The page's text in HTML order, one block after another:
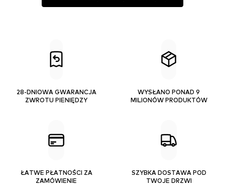
28-DNIOWA GWARANCJA
ZWROTU PIENIĘDZY
WYSŁANO PONAD 9
MILIONÓW PRODUKTÓW
ŁATWE PŁATNOŚCI ZA
ZAMÓWIENIE
SZYBKA DOSTAWA POD
TWOJE DRZWI